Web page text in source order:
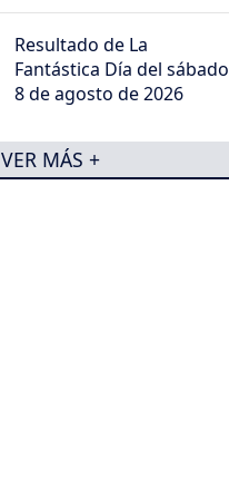
Resultado de La
Fantástica Día del sábado
8 de agosto de 2026
VER MÁS +